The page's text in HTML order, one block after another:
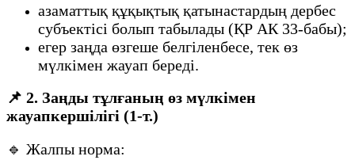
азаматтық құқықтық қатынастардың дербес
субъектісі болып табылады (ҚР АК 33-бабы);
егер заңда өзгеше белгіленбесе, тек өз
мүлкімен жауап береді.
📌 2. Заңды тұлғаның өз мүлкімен
жауапкершілігі (1-т.)
🔹 Жалпы норма: